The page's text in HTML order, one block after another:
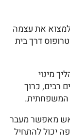
את עצמה
דרך בית
מינוי
רבים, כרוך
המשפחתית.
מאפשר מעבר
יכול להתחיל